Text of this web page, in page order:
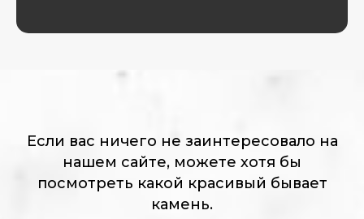
Если вас ничего не заинтересовало на
нашем сайте, можете хотя бы
посмотреть какой красивый бывает
камень.